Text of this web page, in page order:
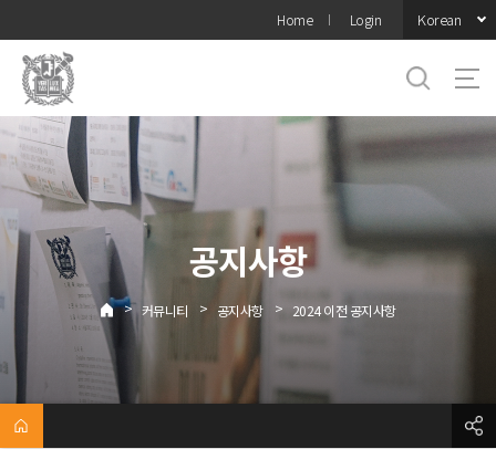
메뉴
Home Login Korean
공지사항
> 커뮤니티 > 공지사항 > 2024 이전 공지사항